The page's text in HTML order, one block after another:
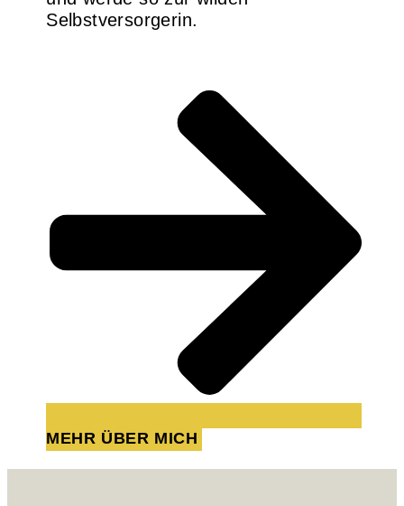
Selbstversorgerin.
MEHR ÜBER MICH